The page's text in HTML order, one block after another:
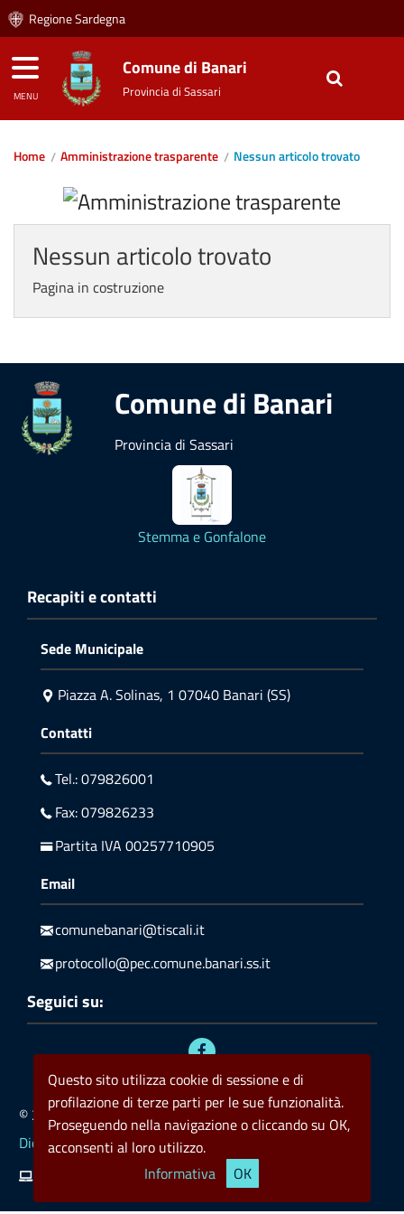
Questo sito utilizza cookie di sessione e di
profilazione di terze parti per le sue funzionalità.
Proseguendo nella navigazione o cliccando su OK,
acconsenti al loro utilizzo.
Informativa
OK
Regione Sardegna
MENU
Comune di Banari
Provincia di Sassari
Home Amministrazione trasparente Nessun articolo trovato
Nessun articolo trovato
Pagina in costruzione
Comune di Banari
Provincia di Sassari
Stemma e Gonfalone
Recapiti e contatti
Sede Municipale
Piazza A. Solinas, 1 07040 Banari (SS)
Contatti
Tel.: 079826001
Fax: 079826233
Partita IVA 00257710905
Email
comunebanari@tiscali.it
protocollo@pec.comune.banari.ss.it
Seguici su:
© 2023 Comune di Banari Privacy Policy cookie
Dichiarazione di accessibilità
Valid HTML5 Valid CSS